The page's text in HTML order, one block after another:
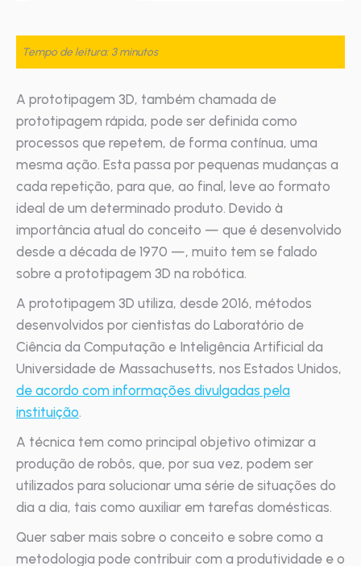
Tempo de leitura: 3 minutos
A prototipagem 3D, também chamada de
prototipagem rápida, pode ser definida como
processos que repetem, de forma contínua, uma
mesma ação. Esta passa por pequenas mudanças a
cada repetição, para que, ao final, leve ao formato
ideal de um determinado produto. Devido à
importância atual do conceito — que é desenvolvido
desde a década de 1970 —, muito tem se falado
sobre a prototipagem 3D na robótica.
A prototipagem 3D utiliza, desde 2016, métodos
desenvolvidos por cientistas do Laboratório de
Ciência da Computação e Inteligência Artificial da
Universidade de Massachusetts, nos Estados Unidos,
de acordo com informações divulgadas pela
instituição.
A técnica tem como principal objetivo otimizar a
produção de robôs, que, por sua vez, podem ser
utilizados para solucionar uma série de situações do
dia a dia, tais como auxiliar em tarefas domésticas.
Quer saber mais sobre o conceito e sobre como a
metodologia pode contribuir com a produtividade e o